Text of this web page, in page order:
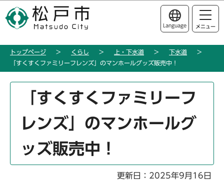
の
ー
このページの本文へ移動
Language メニュー
トップページ くらし 上・下水道
下水道
「すくすくファミリーフレンズ」のマンホールグッズ販売中！
「すくすくファミリーフ
レンズ」のマンホールグ
ッズ販売中！
更新日：2025年9月16日